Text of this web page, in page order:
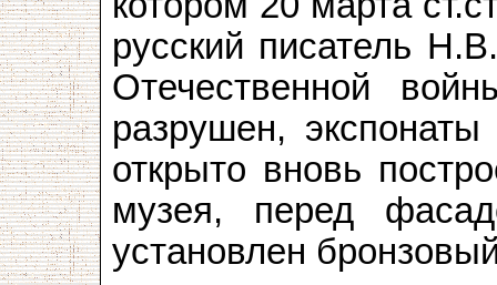
русский писатель
Отечественной
разрушен,
открыто вновь
музея, перед
установлен